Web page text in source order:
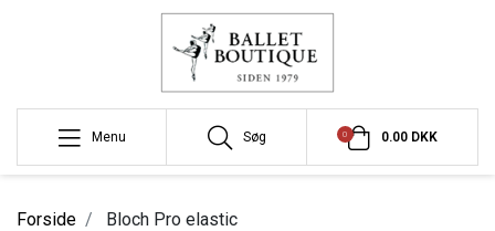
Menu Søg 0 0.00 DKK
Forside Bloch Pro elastic